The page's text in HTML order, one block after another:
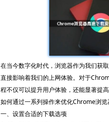
在当今数字化时代，浏览器作为我们获
直接影响着我们的上网体验。对于
程不仅可以提升用户体验，还能显著提
如何通过一系列操作来优化Chrome浏览
一、设置合适的下载选项